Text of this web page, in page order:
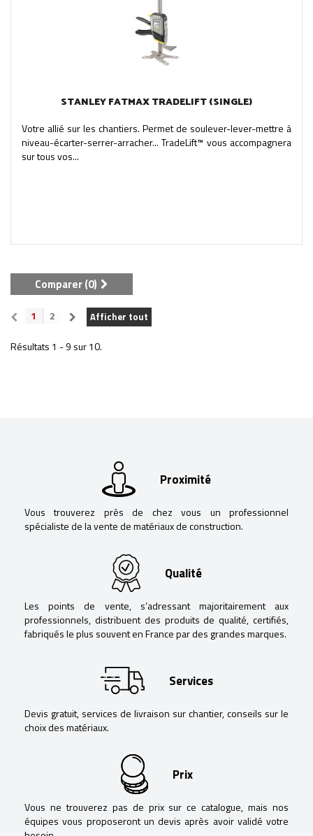
STANLEY FATMAX TRADELIFT (SINGLE)
Votre allié sur les chantiers. Permet de soulever-lever-mettre à
niveau-écarter-serrer-arracher... TradeLift™ vous accompagnera
sur tous vos...
Comparer (0)
Afficher tout
1 2
Résultats 1 - 9 sur 10.
Proximité
Vous trouverez près de chez vous un professionnel
spécialiste de la vente de matériaux de construction.
Qualité
Les points de vente, s’adressant majoritairement aux
professionnels, distribuent des produits de qualité, certifiés,
fabriqués le plus souvent en France par des grandes marques.
Services
Devis gratuit, services de livraison sur chantier, conseils sur le
choix des matériaux.
Prix
Vous ne trouverez pas de prix sur ce catalogue, mais nos
équipes vous proposeront un devis après avoir validé votre